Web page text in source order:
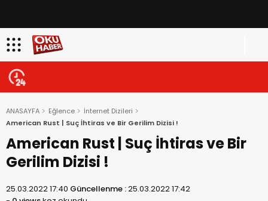
ANASAYFA Eğlence
İnternet Dizileri
American Rust | Suç İhtiras ve Bir Gerilim Dizisi !
American Rust | Suç İhtiras ve Bir
Gerilim Dizisi !
25.03.2022 17:40 Güncellenme :25.03.2022 17:42